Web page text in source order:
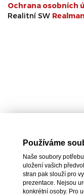
Ochrana osobních
Realitní SW Realman
Používáme
Naše soubory
uložení vašich
stran pak slouží pro
prezentace. Nejsou
konkrétní osoby. Pro